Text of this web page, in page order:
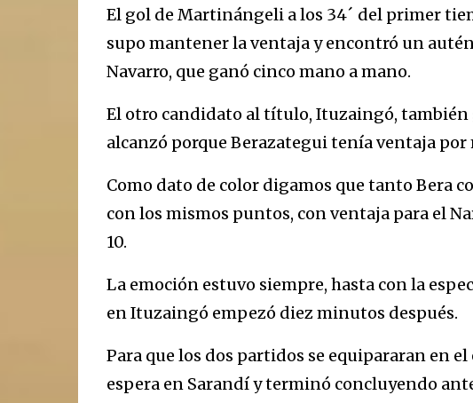
El gol de Martinángeli a los 34´ del primer
supo mantener la ventaja y encontró un
Navarro, que ganó cinco mano a mano.
El otro candidato al título, Ituzaingó, también
alcanzó porque Berazategui tenía ventaja
Como dato de color digamos que tanto Bera
con los mismos puntos, con ventaja para el
10.
La emoción estuvo siempre, hasta con la
en Ituzaingó empezó diez minutos después.
Para que los dos partidos se equipararan en
espera en Sarandí y terminó concluyendo